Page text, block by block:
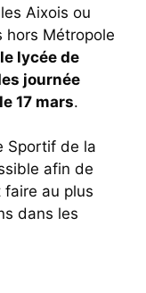
Aixois ou
hors Métropole
le lycée de
journée
17 mars.
Sportif de la
afin de
au plus
dans les